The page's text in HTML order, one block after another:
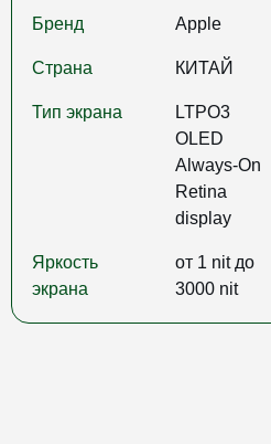
Бренд Apple
Страна КИТАЙ
Тип экрана
LTPO3
OLED
Always‑On
Retina
display
Яркость
экрана
от 1 nit до
3000 nit